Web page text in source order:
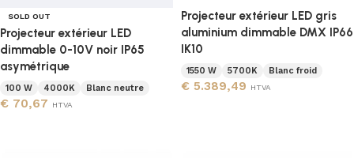
SOLD OUT
Projecteur extérieur LED
dimmable 0-10V noir IP65
asymétrique
100 W 4000K Blanc neutre
€ 70,67 HTVA
Projecteur extérieur LED gris
aluminium dimmable DMX IP66
IK10
1550 W 5700K Blanc froid
€ 5.389,49 HTVA